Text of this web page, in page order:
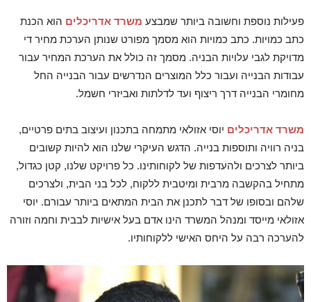
פעילות נוספת וחשובה ביותר שמבצע משרד אדריכלים הוא הכנת
כתב כמויות. כתב כמויות הוא מסמך מפורט שנותן הערכת מחיר די
מדויקת לגבי עלויות הבניה. מסמך זה כולל את הערכת המחיר עבור
עבודות הבנייה ועבור כלל המוצרים הנדרשים עבור הבנייה החל
מחומרי הבנייה דרך ריצוף ועד לדלתות ואביזרי חשמל.
משרד אדריכלים יוסי אזולאי מתמחה בתכנון ועיצוב בתים פרטיים,
בניה רוויה ותוספות בנייה. הדגש העיקרי שלנו הוא להיות קשובים
ביותר לצרכים ולהעדפות של לקוחותינו. כל פרויקט שלנו, קטן כגדול,
מתחיל בהקשבה מרבית ומיטבית ללקוח, לכל בני הבית, ולצרכים
שלהם ובסופו של דבר לתכנן את הבית המתאים ביותר עבורם. יוסי
אזולאי מייסד ומנהל המשרד הינו אדם בעל אישיות לבבית וחמה וזורה
להערכה רבה על היחס האישי ללקוחותיו.